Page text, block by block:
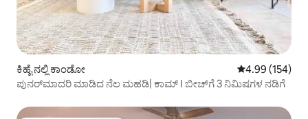
ಕಿಹೈ ನಲ್ಲಿ ಕಾಂಡೋ 5 ರಲ್ಲಿ 4.99
4.99 (154)
ಪುನರ್‌ಮಾದರಿ ಮಾಡಿದ ನೆಲ ಮಹಡಿ| ಕಾಮ್ I ಬೀಚ್‌ಗೆ 3 ನಿಮಿಷಗಳ ನಡಿಗೆ